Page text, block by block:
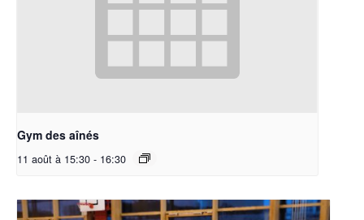
Gym des aînés
11 août à 15:30 - 16:30